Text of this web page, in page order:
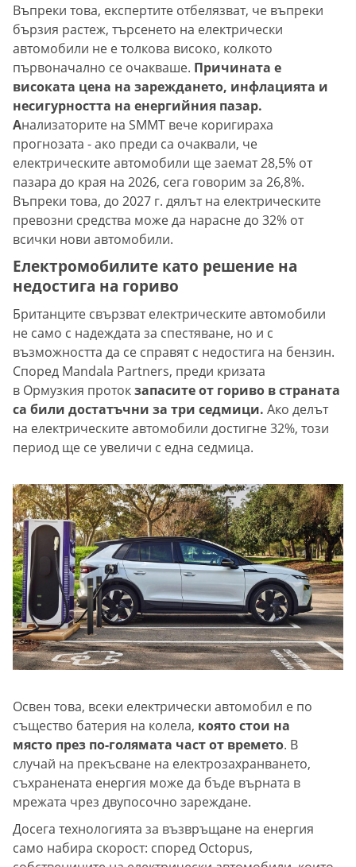
Въпреки това, експертите отбелязват, че въпреки
бързия растеж, търсенето на електрически
автомобили не е толкова високо, колкото
първоначално се очакваше. Причината е
високата цена на зареждането, инфлацията и
несигурността на енергийния пазар.
Анализаторите на SMMT вече коригираха
прогнозата - ако преди са очаквали, че
електрическите автомобили ще заемат 28,5% от
пазара до края на 2026, сега говорим за 26,8%.
Въпреки това, до 2027 г. дялът на електрическите
превозни средства може да нарасне до 32% от
всички нови автомобили.
Електромобилите като решение на
недостига на гориво
Британците свързват електрическите автомобили
не само с надеждата за спестяване, но и с
възможността да се справят с недостига на бензин.
Според Mandala Partners, преди кризата
в Ормузкия протокзапасите от гориво в страната
са били достатъчни за три седмици. Ако делът
на електрическите автомобили достигне 32%, този
период ще се увеличи с една седмица.
Освен това, всеки електрически автомобил е по
същество батерия на колела, която стои на
място през по-голямата част от времето. В
случай на прекъсване на електрозахранването,
съхранената енергия може да бъде върната в
мрежата чрез двупосочно зареждане.
Досега технологията за възвръщане на енергия
само набира скорост: според Octopus,